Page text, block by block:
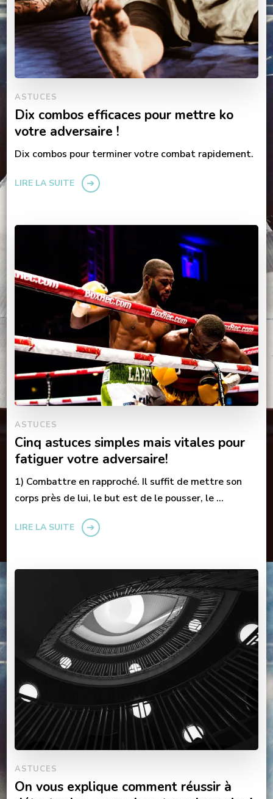
ASTUCES
Dix combos efficaces pour mettre ko
votre adversaire !
Dix combos pour terminer votre combat rapidement.
LIRE LA SUITE
ASTUCES
Cinq astuces simples mais vitales pour
fatiguer votre adversaire!
1) Combattre en rapproché. Il suffit de mettre son
corps près de lui, le but est de le pousser, le …
LIRE LA SUITE
ASTUCES
On vous explique comment réussir à